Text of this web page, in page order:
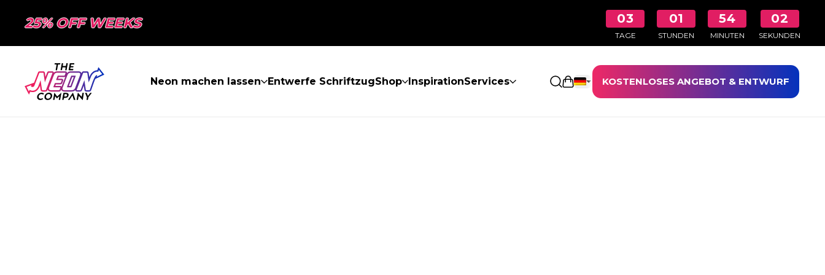
25% OFF WEEKS 03
TAGE
01
STUNDEN
54
MINUTEN
01
SEKUNDEN
Neon machen lassen Entwerfe SchriftzugShop InspirationServices Einkaufswagen öffnen
KOSTENLOSES ANGEBOT & ENTWURF